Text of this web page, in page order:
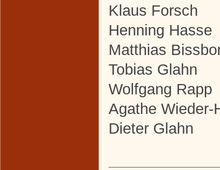
Klaus Forsch
Henning Hasse
Matthias
Tobias Glahn
Wolfgang Rapp
Agathe Wieder-
Dieter Glahn